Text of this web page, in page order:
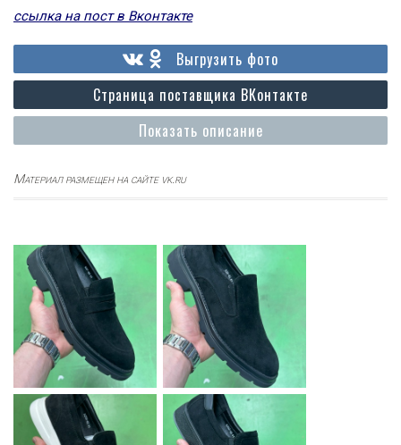
ссылка на пост в Вконтакте
Показать описание
Страница поставщика ВКонтакте
Выгрузить фото
Материал размещен на сайте vk.ru